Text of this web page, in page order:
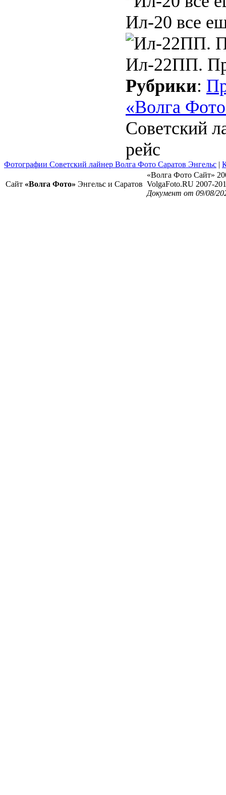
Ил-20 все
Ил-22ПП.
Рубрики:
«Волга
Советский
рейс
Фотографии Советский лайнер Волга Фото Саратов Энгельс |
Сайт «Волга Фото» Энгельс и Саратов
«Волга Фото Сайт»
VolgaFoto.RU 2007-
Документ от 09/08/